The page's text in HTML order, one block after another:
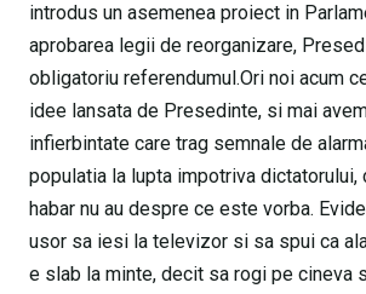
introdus un asemenea proiect in
aprobarea legii de reorganizare,
obligatoriu referendumul.Ori noi acum
idee lansata de Presedinte, si mai
infierbintate care trag semnale de
populatia la lupta impotriva dictatorului,
habar nu au despre ce este vorba.
usor sa iesi la televizor si sa spui ca
e slab la minte, decit sa rogi pe cineva